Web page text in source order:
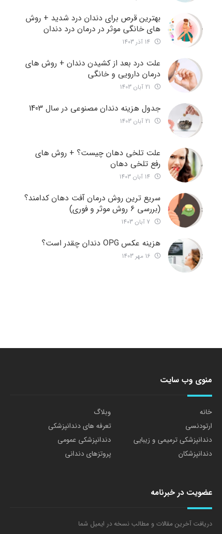
بهترین قرص برای دندان درد شدید + روش
های خانگی موثر در درمان درد دندان
علت درد بعد از کشیدن دندان + روش های
درمان دارویی و خانگی
جدول هزینه دندان مصنوعی در سال 1403
علت تلخی دهان چیست؟ + روش های
رفع تلخی دهان
سریع ترین روش درمان آفت دهان کدامند؟
(بررسی 6 روش موثر و فوری)
هزینه عکس OPG دندان چقدر است؟
منوی وب سایت
خانه
وبلاگ
ارتودنسی
تعرفه های دندانپزشکی
دندانپزشکی ترمیمی و زیبایی
دندانپزشکی عمومی
دندانپزشکان
پروتزهای دندانی
عضویت در خبرنامه
دریافت آخرین مقالات و مطالب نسخه در ایمیل شما